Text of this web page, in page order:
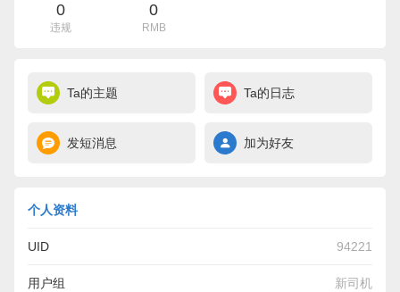
0
违规
0
RMB
Ta的主题 Ta的日志
发短消息 加为好友
个人资料
UID 94221
用户组 新司机